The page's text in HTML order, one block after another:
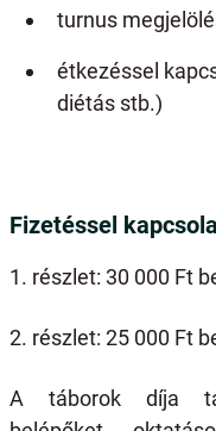
turnus
étkezéssel
diétás stb.)
Fizetéssel
1. részlet: 30 000 Ft
2. részlet: 25 000 Ft
A táborok díja